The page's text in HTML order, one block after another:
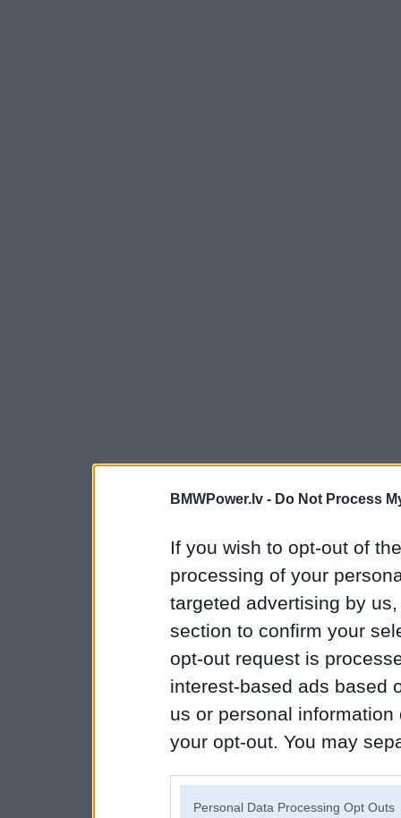
BMWPower.lv - Do Not Process
If you wish to opt-out of
processing of your
targeted advertising by
section to confirm your
opt-out request is
interest-based ads based
us or personal
your opt-out. You may
Personal Data Processing Opt Outs